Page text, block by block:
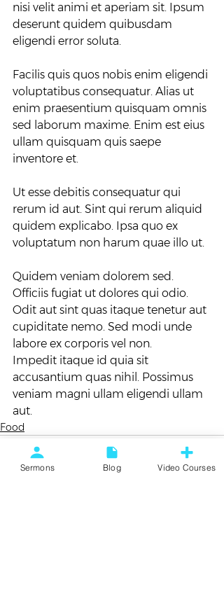
nisi velit animi et aperiam sit. Ipsum
deserunt quidem quibusdam
eligendi error soluta.
Facilis quis quos nobis enim eligendi
voluptatibus consequatur. Alias ut
enim praesentium quisquam omnis
sed laborum maxime. Enim est eius
ullam quisquam quis saepe
inventore et.
Ut esse debitis consequatur qui
rerum id aut. Sint qui rerum aliquid
quidem explicabo. Ipsa quo ex
voluptatum non harum quae illo ut.
Quidem veniam dolorem sed.
Officiis fugiat ut dolores qui odio.
Odit aut sint quas itaque tenetur aut
cupiditate nemo. Sed modi unde
labore ex corporis vel non.
Impedit itaque id quia sit
accusantium quas nihil. Possimus
veniam magni ullam eligendi ullam
aut.
Food
Sermons Blog Video Courses